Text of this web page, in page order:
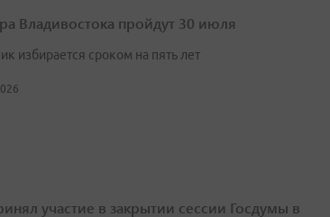
Владивостока пройдут 30 июля
избирается сроком на пять лет
участие в закрытии сессии Госдумы в